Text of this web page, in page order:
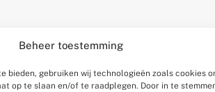
Beheer toestemming
bieden, gebruiken wij technologieën zoals cookies
op te slaan en/of te raadplegen. Door in te